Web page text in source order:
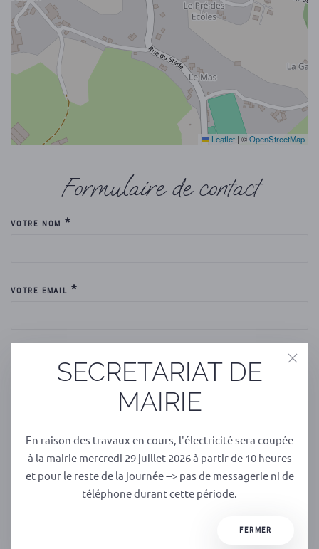
Leaflet | ©OpenStreetMap
Formulaire de contact
VOTRE NOM *
VOTRE EMAIL *
SECRETARIAT DE
MAIRIE
En raison des travaux en cours, l'électricité sera coupée
à la mairie mercredi 29 juillet 2026 à partir de 10 heures
et pour le reste de la journée --> pas de messagerie ni de
téléphone durant cette période.
FERMER